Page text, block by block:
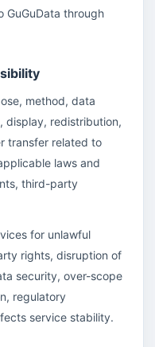
GuGuData through
method, data
display, redistribution,
transfer related to
laws and
third-party
for unlawful
rights, disruption of
security, over-scope
regulatory
service stability.